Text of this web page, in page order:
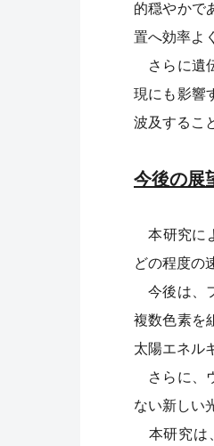
的穏やかで
置へ効率よ
さらに遺
現にも影響
波及するこ
今後の展
本研究に
どの程度の
今後は、
複数色素を
太陽エネル
さらに、
ない新しい
本研究は